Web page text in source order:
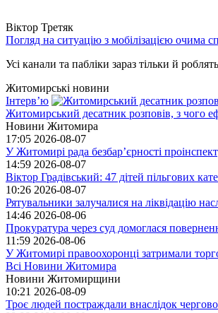
Віктор Третяк
Погляд на ситуацію з мобілізацією очима
Усі канали та пабліки зараз тільки й
Житомирські новини
Інтерв’ю
Житомирський десатник розповів, з чого
Новини Житомира
17:05 2026-08-07
У Житомирі рада безбар’єрності
14:59 2026-08-07
Віктор Градівський: 47 дітей пільгових
10:26 2026-08-07
Рятувальники залучалися на ліквідацію
14:46 2026-08-06
Прокуратура через суд домоглася
11:59 2026-08-06
У Житомирі правоохоронці затримали
Всі Новини Житомира
Новини Житомирщини
10:21 2026-08-09
Троє людей постраждали внаслідок